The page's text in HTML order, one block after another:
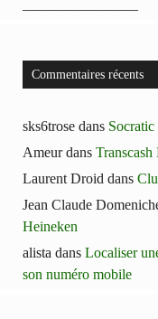
————————
Commentaires récents
sks6trose dans
Ameurdans
Laurent Droid dans
Jean Claude
Heineken
alista dans Localiser
son numéro mobile